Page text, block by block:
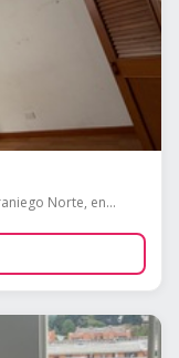
Norte, en...